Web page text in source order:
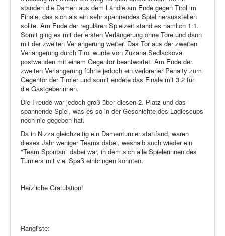
standen die Damen aus dem Ländle am Ende gegen Tirol im
Finale, das sich als ein sehr spannendes Spiel herausstellen
sollte. Am Ende der regulären Spielzeit stand es nämlich 1:1.
Somit ging es mit der ersten Verlängerung ohne Tore und dann
mit der zweiten Verlängerung weiter. Das Tor aus der zweiten
Verlängerung durch Tirol wurde von Zuzana Sedlackova
postwenden mit einem Gegentor beantwortet. Am Ende der
zweiten Verlängerung führte jedoch ein verlorener Penalty zum
Gegentor der Tiroler und somit endete das Finale mit 3:2 für
die Gastgeberinnen.
Die Freude war jedoch groß über diesen 2. Platz und das
spannende Spiel, was es so in der Geschichte des Ladiescups
noch nie gegeben hat.
Da in Nizza gleichzeitig ein Damenturnier stattfand, waren
dieses Jahr weniger Teams dabei, weshalb auch wieder ein
"Team Spontan" dabei war, in dem sich alle Spielerinnen des
Turniers mit viel Spaß einbringen konnten.
Herzliche Gratulation!
Rangliste: